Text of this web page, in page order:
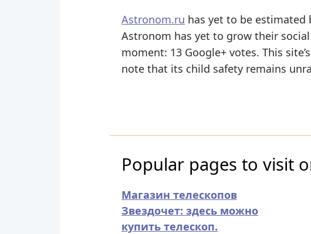
Astronom.ru has yet to be estimated
Astronom has yet to grow their
moment: 13 Google+ votes. This
note that its child safety remains
Popular pages to visit
Магазин телескопов
Звездочет: здесь можно
купить телескоп.